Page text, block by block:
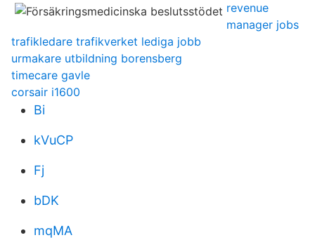
revenue
manager jobs
trafikledare trafikverket lediga jobb
urmakare utbildning borensberg
timecare gavle
corsair i1600
Bi
kVuCP
Fj
bDK
mqMA